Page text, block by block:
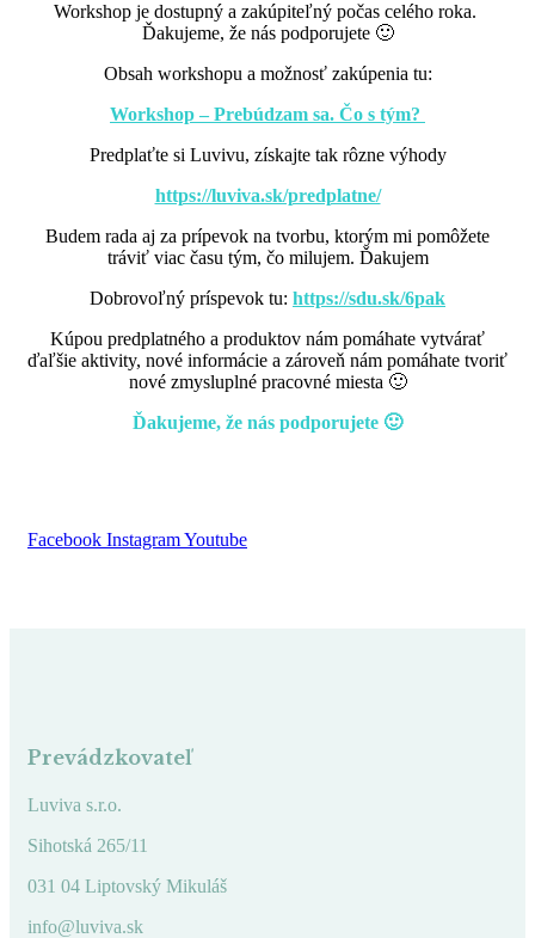
Workshop je dostupný a zakúpiteľný počas celého roka.
Ďakujeme, že nás podporujete 🙂
Obsah workshopu a možnosť zakúpenia tu:
Workshop – Prebúdzam sa. Čo s tým?
Predplaťte si Luvivu, získajte tak rôzne výhody
https://luviva.sk/predplatne/
Budem rada aj za prípevok na tvorbu, ktorým mi pomôžete
tráviť viac času tým, čo milujem. Ďakujem
Dobrovoľný príspevok tu: https://sdu.sk/6pak
Kúpou predplatného a produktov nám pomáhate vytvárať
ďaľšie aktivity, nové informácie a zároveň nám pomáhate tvoriť
nové zmysluplné pracovné miesta 🙂
Ďakujeme, že nás podporujete 🙂
Facebook InstagramYoutube
Prevádzkovateľ
Luviva s.r.o.
Sihotská 265/11
031 04 Liptovský Mikuláš
info@luviva.sk